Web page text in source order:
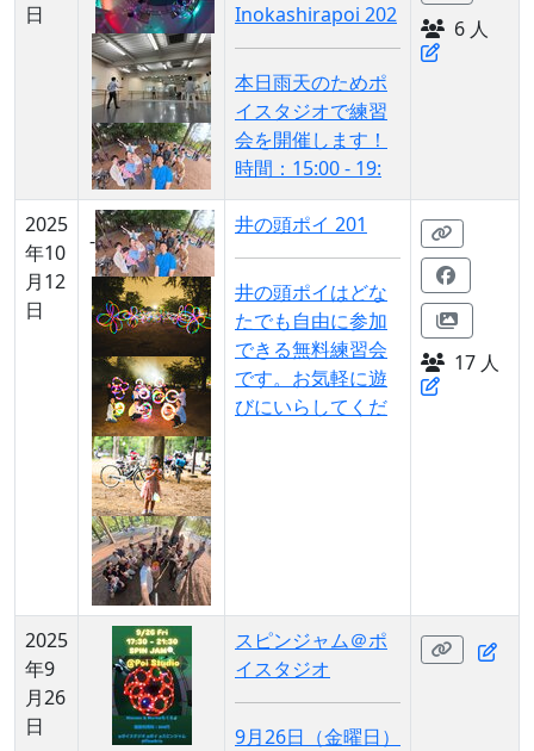
日
Inokashirapoi 202
本日雨天のためポ
イスタジオで練習
会を開催します！
時間：15:00 - 19:
6 人
2025
年10
月12
日
-
井の頭ポイ 201
井の頭ポイはどな
たでも自由に参加
できる無料練習会
です。お気軽に遊
びにいらしてくだ
17 人
2025
年9
月26
日
スピンジャム＠ポ
イスタジオ
9月26日（金曜日）